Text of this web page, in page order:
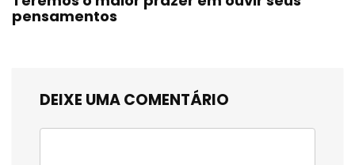
pensamentos
DEIXE UMA COMENTÁRIO